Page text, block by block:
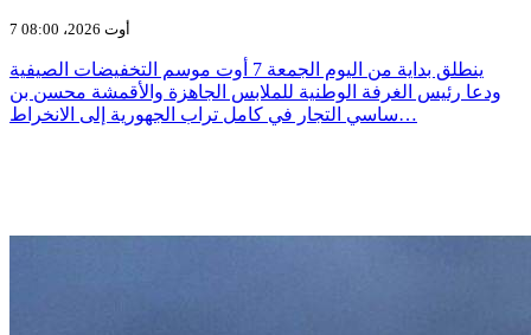
7 أوت 2026، 08:00
ينطلق بداية من اليوم الجمعة 7 أوت موسم التخفيضات الصيفية
ودعا رئيس الغرفة الوطنية للملابس الجاهزة والأقمشة محسن بن
ساسي التجار في كامل تراب الجهورية إلى الانخراط…